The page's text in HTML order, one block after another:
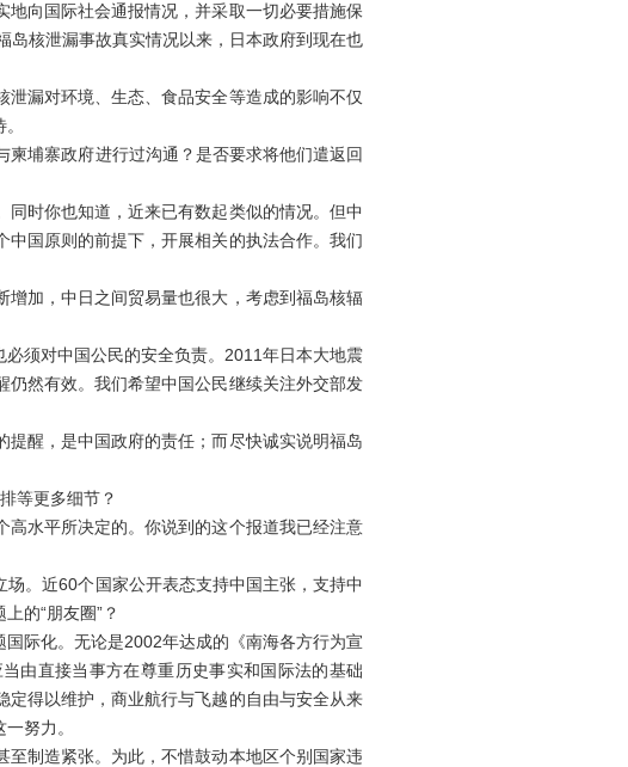
向国际社会通报情况，并采取一切必要措施保
岛核泄漏事故真实情况以来，日本政府到现在也
漏对环境、生态、食品安全等造成的影响不仅
埔寨政府进行过沟通？是否要求将他们遣返回
时你也知道，近来已有数起类似的情况。但中
国原则的前提下，开展相关的执法合作。我们
加，中日之间贸易量也很大，考虑到福岛核辐
须对中国公民的安全负责。2011年日本大地震
然有效。我们希望中国公民继续关注外交部发
醒，是中国政府的责任；而尽快诚实说明福岛
等更多细节？
水平所决定的。你说到的这个报道我已经注意
。近60个国家公开表态支持中国主张，支持中
的“朋友圈”？
际化。无论是2002年达成的《南海各方行为宣
由直接当事方在尊重历史事实和国际法的基础
定得以维护，商业航行与飞越的自由与安全从来
努力。
制造紧张。为此，不惜鼓动本地区个别国家违